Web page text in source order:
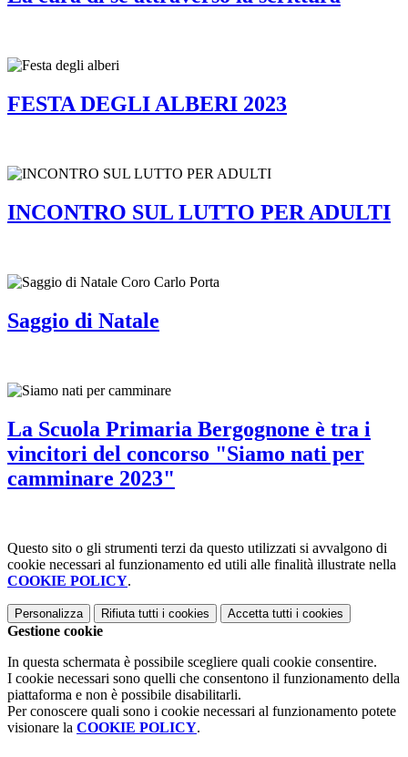
FESTA DEGLI ALBERI 2023
INCONTRO SUL LUTTO PER ADULTI
Saggio di Natale
La Scuola Primaria Bergognone è tra i
vincitori del concorso "Siamo nati per
camminare 2023"
Questo sito o gli strumenti terzi da questo utilizzati si avvalgono di
cookie necessari al funzionamento ed utili alle finalità illustrate nella
COOKIE POLICY.
Personalizza Rifiuta tutti i cookies Accetta tutti i cookies
Gestione cookie
In questa schermata è possibile scegliere quali cookie consentire.
I cookie necessari sono quelli che consentono il funzionamento della
piattaforma e non è possibile disabilitarli.
Per conoscere quali sono i cookie necessari al funzionamento potete
visionare la COOKIE POLICY.